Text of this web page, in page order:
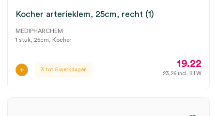
Kocher arterieklem, 25cm, recht (1)
MEDIPHARCHEM
1 stuk, 25cm, Kocher
3 tot 5 werkdagen
19.22
23.26 incl. BTW